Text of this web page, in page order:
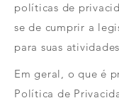
políticas de
se de cumprir a
para suas
Em geral, o que é
Política de